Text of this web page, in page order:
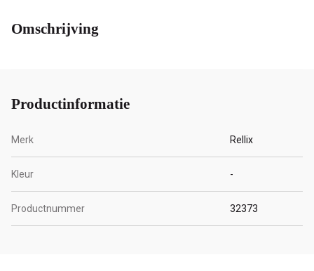
Omschrijving
Productinformatie
Merk Rellix
Kleur -
Productnummer 32373